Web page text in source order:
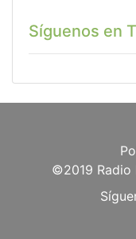
Síguenos en
©2019 Radio